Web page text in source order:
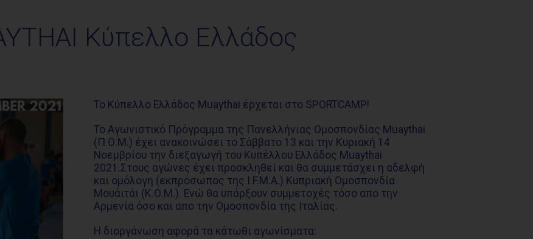
Κύπελλο Ελλάδος
Το Κύπελλο Ελλάδος Muaythai έρχεται στο SPORTCAMP!
Το Αγωνιστικό Πρόγραμμα της Πανελλήνιας Ομοσπονδίας Muaythai
(Π.Ο.Μ.) έχει ανακοινώσει το Σάββατο 13 και την Κυριακή 14
Νοεμβρίου την διεξαγωγή του Κυπέλλου Ελλάδος Muaythai
2021.Στους αγώνες έχει προσκληθεί και θα συμμετάσχει η αδελφή
και ομόλογη (εκπρόσωπος της I.F.M.A.) Κυπριακή Ομοσπονδία
Μουάιτάι (Κ.Ο.Μ.). Ενώ θα υπάρξουν συμμετοχές τόσο απο την
Αρμενία όσο και απο την Ομοσπονδία της Ιταλίας.
Η διοργάνωση αφορά τα κάτωθι αγωνίσματα: